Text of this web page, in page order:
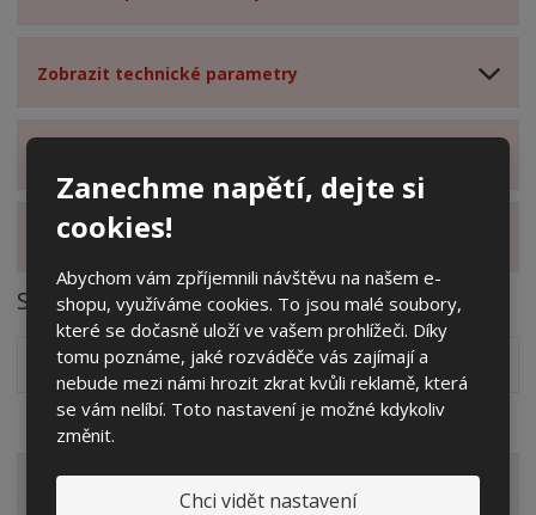
Zanechme napětí, dejte si
cookies!
Abychom vám zpříjemnili návštěvu na našem e-
shopu, využíváme cookies. To jsou malé soubory,
které se dočasně uloží ve vašem prohlížeči. Díky
tomu poznáme, jaké rozváděče vás zajímají a
nebude mezi námi hrozit zkrat kvůli reklamě, která
se vám nelíbí. Toto nastavení je možné kdykoliv
změnit.
Chci vidět nastavení
Zobrazit technické parametry
Zobrazit dotazy z poradny
Soubory ke stažení
Rámečky s dvířky (popis, rozměry, použití) pdf (188.86 Kb)
VŠECHNY KATEGORIE